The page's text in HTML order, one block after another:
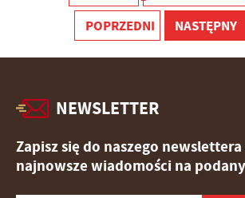
POPRZEDNI
NASTĘPNY
NEWSLETTER
Zapisz się do naszego
najnowsze wiadomości na
stronach podmiotów trzecich lub firm
partnerami oraz innych dostawców usług.
w charakterze pośredników
postaci wiadomości, ofert, komunikatów